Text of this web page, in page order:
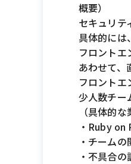
概要）
セキュリテ
具体的には
フロントエ
あわせて、
フロントエ
少人数チー
（具体的な
・Ruby on
・チーム
・不具合